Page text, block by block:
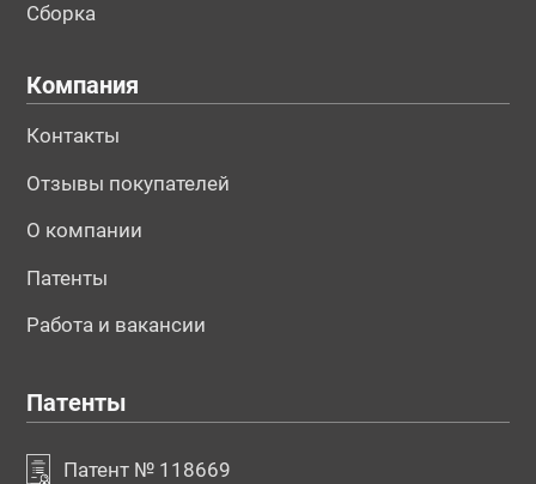
Сборка
Компания
Контакты
Отзывы покупателей
О компании
Патенты
Работа и вакансии
Патенты
Патент № 118669